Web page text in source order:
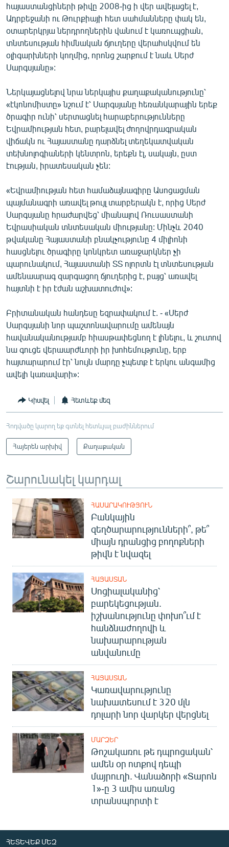
հայաստանցիների թիվը 2008-ից ի վեր ավելացել է,
Ադրբեջանի ու Թուրքիայի հետ սահմանները փակ են,
օտարերկրյա ներդրողներին վանում է կառուպցիան,
տնտեսության հիմնական ճյուղերը վերահսկվում են
օլիգարխների կողմից, որոնց շարքում է նաև Սերժ
Սարգսյանը»:
Ներկայացնելով նրա ներկայիս քաղաքականությունը՝
«էկոնոմիստը» նշում է՝ Սարգսյանը հեռանկարային երեք
ծրագիր ունի՝ սերտացնել հարաբերությունները
Եվրամիության հետ, բարելավել ժողովրդագրական
վիճակն ու Հայաստանը դարձնել տեղեկատվական
տեխնոլոգիաների կենտրոն, երեքն էլ, սակայն, ըստ
էության, իրատեսական չեն:
«Եվրամիության հետ համաձայնագիրը Ասոցացման
պայմանագրի առավել թույլ տարբերակն է, որից Սերժ
Սարգսյանը հրաժարվեց՝ միանալով Ռուսաստանի
Եվրասիական տնտեսական միությանը: Մինչև 2040
թվականը Հայաստանի բնակչությունը 4 միլիոնի
հասցնելու ծրագիրը կոնկրետ առաջարկներ չի
պարունակում, Հայաստանի ՏՏ ոլորտն էլ տնտեսության
ամենաարագ զարգացող ճյուղերից է, բայց՝ առավել
հայտնի է իր էժան աշխատուժով»:
Բրիտանական հանդեսը եզրափակում է. - «Սերժ
Սարգսյանի նոր պաշտոնավարումը ամենայն
հավանականությամբ հիասթափեցնող է լինելու, և շուտով
նա գուցե վերաարժևորի իր խոհեմությունը, երբ
հայտարարում էր՝ նույն մարդը չպետք է երկու անգամից
ավելի կառավարի»:
Կիսվել Հետևեք մեզ
Հոդվածը կարող եք գտնել հետևյալ բաժիններում
Հայերեն արխիվ Քաղաքական
Շարունակել կարդալ
ՀԱՍԱՐԱԿՈՒԹՅՈՒՆ
Բանկային
զեղծարարությունների՞, թե՞
միայն դրանցից բողոքների
թիվն է նվազել
ՀԱՅԱՍՏԱՆ
Սոցիալականից՝
բարեկեցության.
իշխանությունը փոխո՞ւմ է
հանձնաժողովի և
նախարարության
անվանումը
ՀԱՅԱՍՏԱՆ
Կառավարությունը
նախատեսում է 320 մլն
դոլարի նոր վարկեր վերցնել
ՄԱՐԶԵՐ
Թոշակառու թե դպրոցական՝
ամեն օր ոտքով դեպի
մայրուղի. Վանաձորի «Տարոն
1»-ը 3 ամիս առանց
տրանսպորտի է
ՀԵՏԵՎԵՔ ՄԵԶ